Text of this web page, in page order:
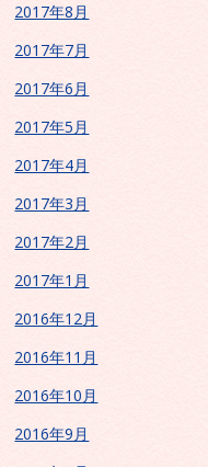
2017年8月
2017年7月
2017年6月
2017年5月
2017年4月
2017年3月
2017年2月
2017年1月
2016年12月
2016年11月
2016年10月
2016年9月